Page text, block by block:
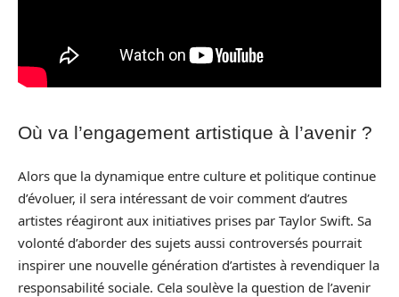
Où va l’engagement artistique à l’avenir ?
Alors que la dynamique entre culture et politique continue
d’évoluer, il sera intéressant de voir comment d’autres
artistes réagiront aux initiatives prises par Taylor Swift. Sa
volonté d’aborder des sujets aussi controversés pourrait
inspirer une nouvelle génération d’artistes à revendiquer la
responsabilité sociale. Cela soulève la question de l’avenir